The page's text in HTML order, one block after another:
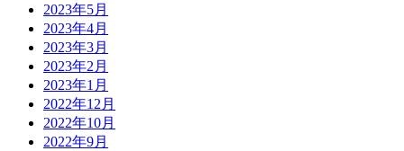
2023年5月
2023年4月
2023年3月
2023年2月
2023年1月
2022年12月
2022年10月
2022年9月